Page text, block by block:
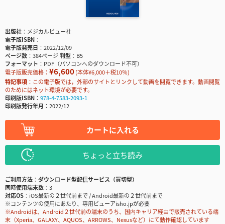
出版社
メジカルビュー社
電子版ISBN
電子版発売日
2022/12/09
ページ数
384ページ判型
B5
フォーマット
PDF（パソコンへのダウンロード不可）
電子版販売価格： ¥6,600(本体¥6,000＋税10％)
特記事項
この電子版では，外部のサイトとリンクして動画を閲覧できます。動画閲覧
のためにはネット環境が必要です。
印刷版ISBN
978-4-7583-2093-1
印刷版発行年月
2022/12
カートに入れる
ちょっと立ち読み
ご利用方法
ダウンロード型配信サービス（買切型）
同時使用端末数
3
対応OS
iOS最新の２世代前まで / Android最新の２世代前まで
※コンテンツの使用にあたり、専用ビューアisho.jpが必要
※Androidは、Android２世代前の端末のうち、国内キャリア経由で販売されている端
末（Xperia、GALAXY、AQUOS、ARROWS、Nexusなど）にて動作確認しています